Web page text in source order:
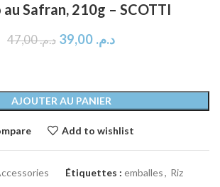
Safran, 210g – SCOTTI
د.م.47,00 د.م.
AJOUTER AU PANIER
Add to wishlist
Étiquettes : emballes, Riz